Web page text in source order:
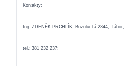
Kontakty:
Ing. ZDENĚK PRCHLÍK, Buzulucká 2344, Tábor,
tel.: 381 232 237;